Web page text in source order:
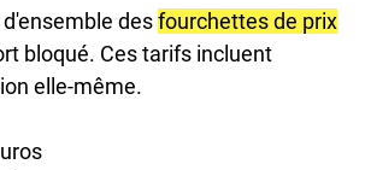
des fourchettes de prix
bloqué. Ces tarifs incluent
elle-même.